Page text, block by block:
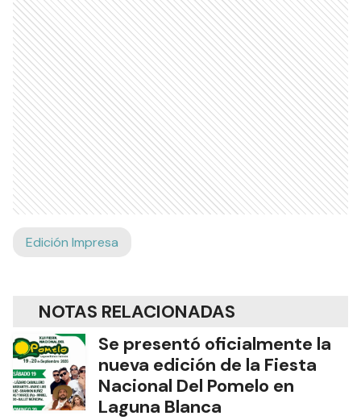
Edición Impresa
NOTAS RELACIONADAS
Se presentó oficialmente la
nueva edición de la Fiesta
Nacional Del Pomelo en
Laguna Blanca